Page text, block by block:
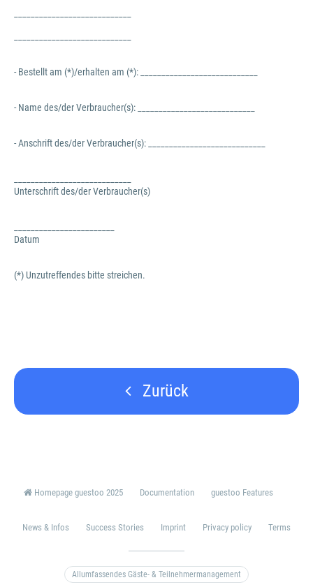
- Bestellt am (*)/erhalten am (*): ____________________________
- Name des/der Verbraucher(s): ____________________________
- Anschrift des/der Verbraucher(s): ____________________________
Unterschrift des/der Verbraucher(s)
Datum
(*) Unzutreffendes bitte streichen.
Zurück
Homepage guestoo 2025 Documentation guestoo Features
News & Infos Success Stories Imprint Privacy policy Terms
Allumfassendes Gäste- & Teilnehmermanagement